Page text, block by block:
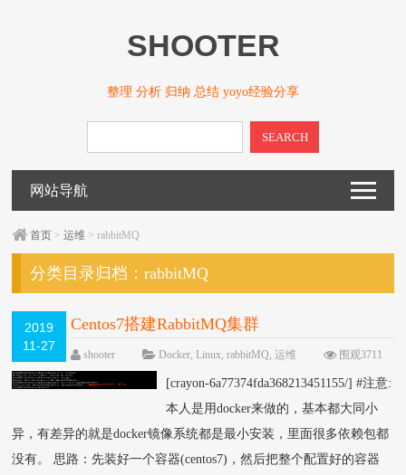
SHOOTER
整理 分析 归纳 总结 yoyo经验分享
SEARCH
网站导航
首页 >运维 > rabbitMQ
分类目录归档：rabbitMQ
2019
11-27
Centos7搭建RabbitMQ集群
shooter Docker,Linux,rabbitMQ,运维
围观3711
次
已关闭评论
[crayon-6a77374fda368213451155/] #注意:
本人是用docker来做的，基本都大同小
异，有差异的就是docker镜像系统都是最小安装，里面很多依赖包都
没有。 思路：先装好一个容器(centos7)，然后把整个配置好的容器